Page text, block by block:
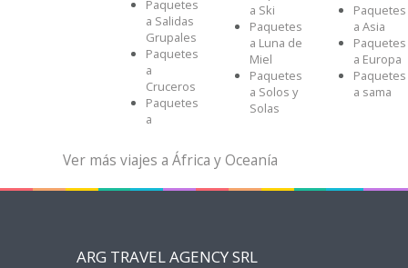
Paquetes
a Salidas
Grupales
Paquetes
a
Cruceros
Paquetes
a
a Ski
Paquetes
a Luna de
Miel
Paquetes
a Solos y
Solas
Paquetes
a Asia
Paquetes
a Europa
Paquetes
a sama
Ver más viajes a África y Oceanía
ARG TRAVEL AGENCY SRL